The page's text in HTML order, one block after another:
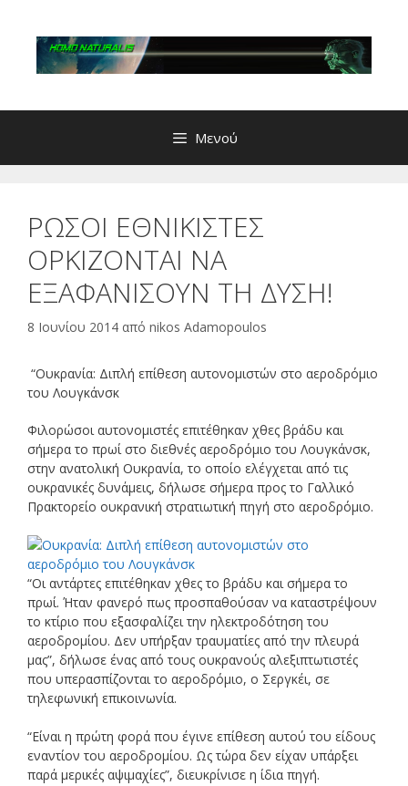
περιεχόμενο
Μενού
ΡΩΣΟΙ ΕΘΝΙΚΙΣΤΕΣ
ΟΡΚΙΖΟΝΤΑΙ ΝΑ
ΕΞΑΦΑΝΙΣΟΥΝ ΤΗ ΔΥΣΗ!
8 Ιουνίου 2014 από nikos Adamopoulos
“Ουκρανία: Διπλή επίθεση αυτονομιστών στο αεροδρόμιο
του Λουγκάνσκ
Φιλορώσοι αυτονομιστές επιτέθηκαν χθες βράδυ και
σήμερα το πρωί στο διεθνές αεροδρόμιο του Λουγκάνσκ,
στην ανατολική Ουκρανία, το οποίο ελέγχεται από τις
ουκρανικές δυνάμεις, δήλωσε σήμερα προς το Γαλλικό
Πρακτορείο ουκρανική στρατιωτική πηγή στο αεροδρόμιο.
“Οι αντάρτες επιτέθηκαν χθες το βράδυ και σήμερα το
πρωί. Ήταν φανερό πως προσπαθούσαν να καταστρέψουν
το κτίριο που εξασφαλίζει την ηλεκτροδότηση του
αεροδρομίου. Δεν υπήρξαν τραυματίες από την πλευρά
μας”, δήλωσε ένας από τους ουκρανούς αλεξιπτωτιστές
που υπερασπίζονται το αεροδρόμιο, ο Σεργκέι, σε
τηλεφωνική επικοινωνία.
“Είναι η πρώτη φορά που έγινε επίθεση αυτού του είδους
εναντίον του αεροδρομίου. Ως τώρα δεν είχαν υπάρξει
παρά μερικές αψιμαχίες”, διευκρίνισε η ίδια πηγή.